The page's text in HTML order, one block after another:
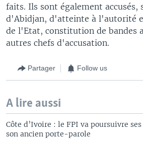
faits. Ils sont également accusés,
d'Abidjan, d'atteinte à l'autorité
de l'Etat, constitution de bandes
autres chefs d'accusation.
Partager Follow us
A lire aussi
Côte d’Ivoire : le FPI va poursuivre
son ancien porte-parole